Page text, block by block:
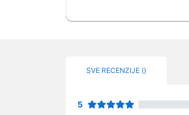
SVE RECENZIJE ()
5